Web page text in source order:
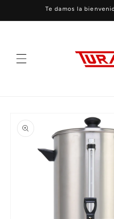
directamente
al contenido
Te damos la
a la
información
del producto